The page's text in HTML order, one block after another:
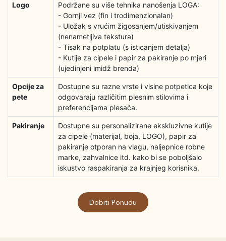
Logo
Podržane su više tehnika nanošenja LOGA:
- Gornji vez (fin i trodimenzionalan)
- Uložak s vrućim žigosanjem/utiskivanjem
(nenametljiva tekstura)
- Tisak na potplatu (s isticanjem detalja)
- Kutije za cipele i papir za pakiranje po mjeri
(ujedinjeni imidž brenda)
Opcije za
pete
Dostupne su razne vrste i visine potpetica koje
odgovaraju različitim plesnim stilovima i
preferencijama plesača.
Pakiranje
Dostupne su personalizirane ekskluzivne kutije
za cipele (materijal, boja, LOGO), papir za
pakiranje otporan na vlagu, naljepnice robne
marke, zahvalnice itd. kako bi se poboljšalo
iskustvo raspakiranja za krajnjeg korisnika.
Dobiti Ponudu